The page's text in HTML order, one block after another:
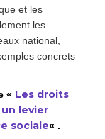
et les
les
national,
concrets
« Les droits
levier
sociale« .